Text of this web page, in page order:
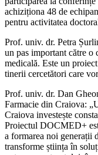
achiziționa 48 de
pentru activitatea
Prof. univ. dr. Petra
un pas important către o
medicală. Este un
tinerii cercetători care
Prof. univ. dr. Dan
Farmacie din Craiova:
Craiova investește
Proiectul DOCMED+
a formarea noi generații
transforme știința în